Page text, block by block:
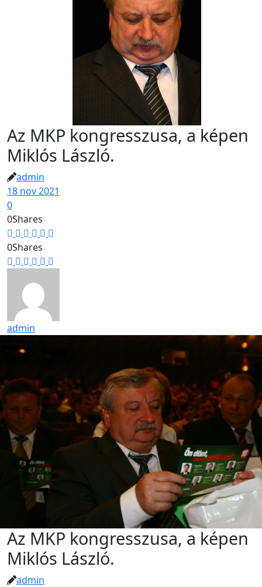
Az MKP kongresszusa, a képen
Miklós László.
admin
18 nov 2021
0
0Shares
0Shares
admin
Az MKP kongresszusa, a képen
Miklós László.
admin